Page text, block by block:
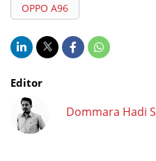
OPPO A96
Editor
Dommara Hadi S